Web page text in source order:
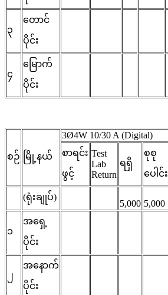
၃
တောင်
ပိုင်း
၄
မြောက်
ပိုင်း
စဉ် မြို့နယ်
3Ø4W 10/30 A (Digital)
စာရင်း
ဖွင့်
Test
Lab
Return
ရရှိ
စုစု
ပေါင်း
(ရုံးချုပ်)
5,000 5,000
၁
အရှေ့
ပိုင်း
၂
အနောက်
ပိုင်း